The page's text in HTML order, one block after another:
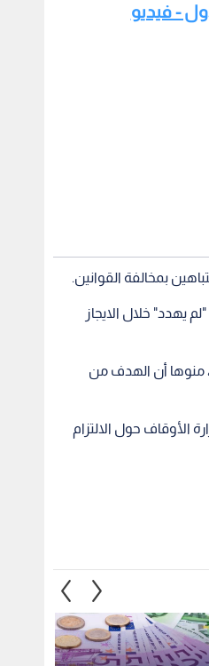
- فيديو
بمخالفة القوانين.
يهدد" خلال الايجاز
منوها أن الهدف من
وفقا للتقارير الواردة لوزارة الأوقاف حول الالتزام